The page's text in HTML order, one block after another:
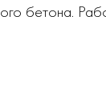
бетона.